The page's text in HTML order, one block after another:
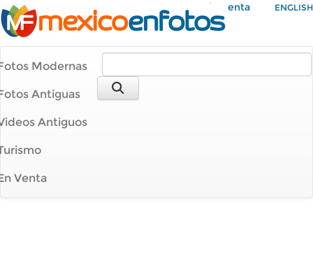
Mi Cuenta ENGLISH
Modernas
Antiguas
Antiguos
Venta